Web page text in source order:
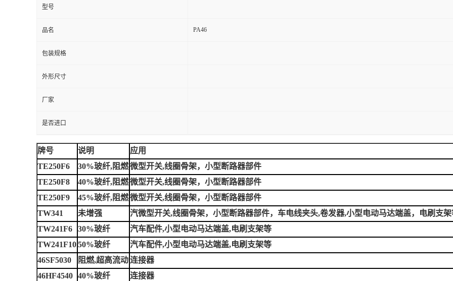
型号
品名 PA46
包装规格
外形尺寸
厂家
是否进口
牌号 说明
应用
TE250F6
30%玻纤,阻燃微型开关,线圈骨架，小型断路器部件
TE250F8
40%玻纤,阻燃微型开关,线圈骨架，小型断路器部件
TE250F9
45%玻纤,阻燃微型开关,线圈骨架，小型断路器部件
TW341
未增强
汽微型开关,线圈骨架，小型断路器部件，车电线夹头,卷发器,小型电动马达端盖，电刷支
TW241F6
30%玻纤
汽车配件,小型电动马达端盖,电刷支架等
TW241F1050%玻纤
汽车配件,小型电动马达端盖,电刷支架等
46SF5030
阻燃,超高流动连接器
46HF4540
40%玻纤 连接器